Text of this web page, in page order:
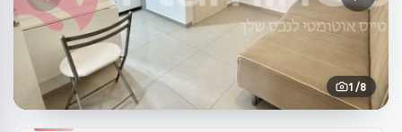
1 /8